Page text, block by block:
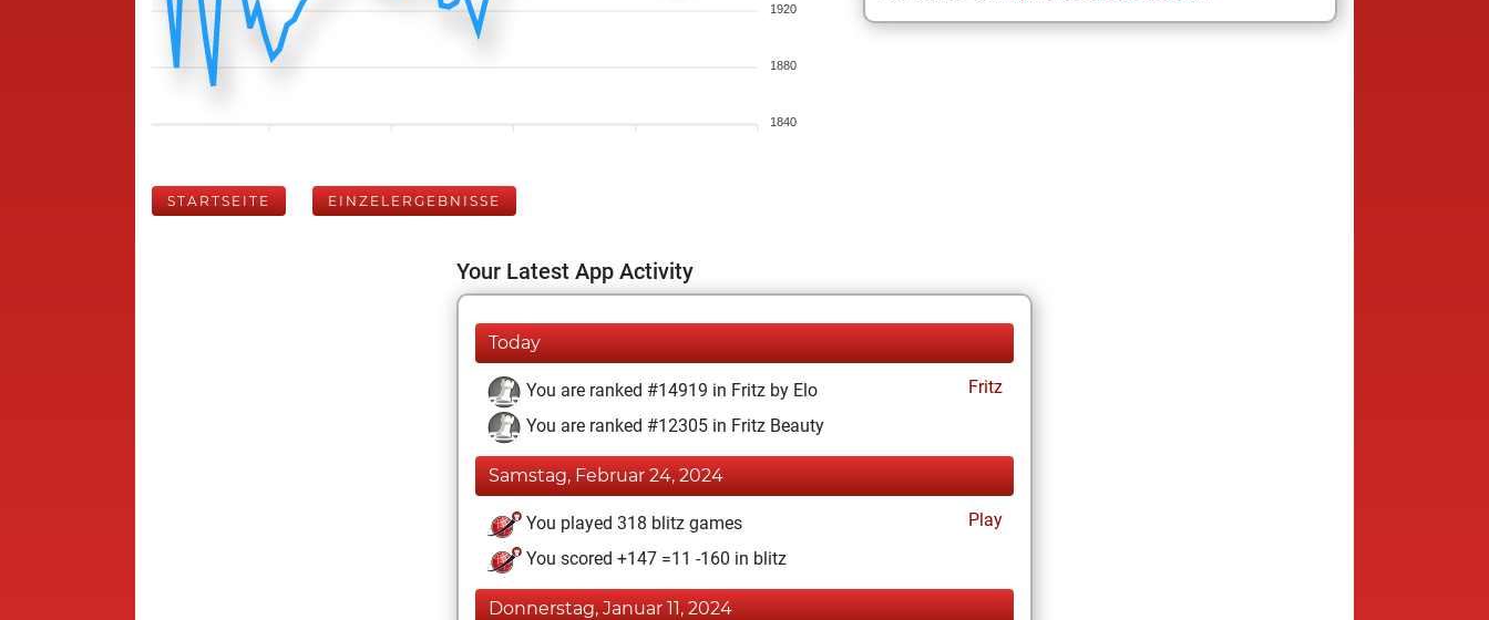
1920
1880
1840
STARTSEITE EINZELERGEBNISSE
Your Latest App Activity
Today
You are ranked #14919 in Fritz by Elo
Fritz
You are ranked #12305 in Fritz Beauty
Samstag, Februar 24, 2024
You played 318 blitz games
Play
You scored +147 =11 -160 in blitz
Donnerstag, Januar 11, 2024